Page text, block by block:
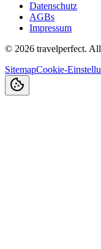
Datenschutz
AGBs
Impressum
© 2026 travelperfect.
SitemapCookie-